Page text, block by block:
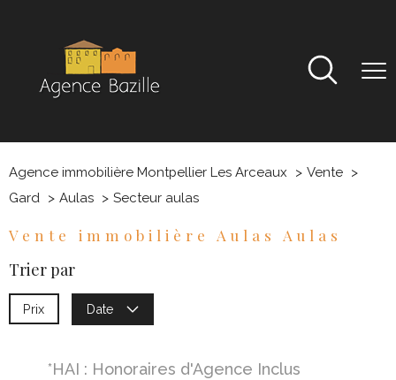
Agence immobilière Montpellier Les Arceaux
Vente
Gard
Aulas Secteur aulas
Vente immobilière Aulas Aulas
Trier par
Prix Date
*HAI : Honoraires d'Agence Inclus